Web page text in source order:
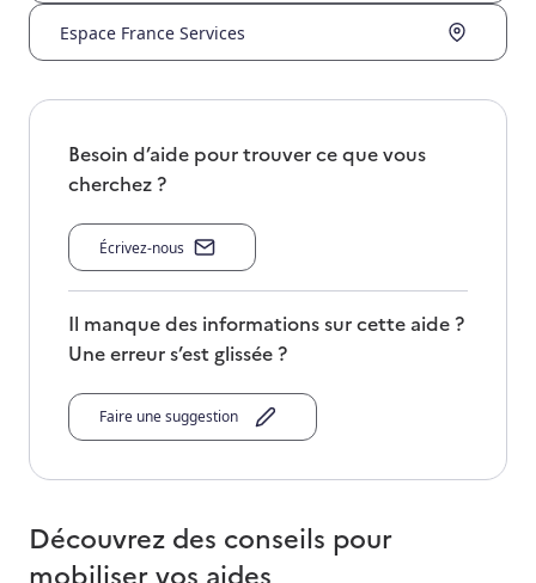
Espace France Services
Besoin d’aide pour trouver ce que vous
cherchez ?
Écrivez-nous
Il manque des informations sur cette aide ?
Une erreur s’est glissée ?
Faire une suggestion
Découvrez des conseils pour
mobiliser vos aides